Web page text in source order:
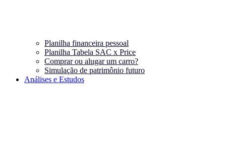
Planilha financeira pessoal
Planilha Tabela SAC x Price
Comprar ou alugar um carro?
Simulação de patrimônio futuro
Análises e Estudos